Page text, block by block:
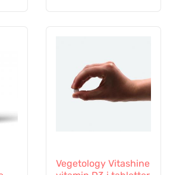
Vegetology Vitashine